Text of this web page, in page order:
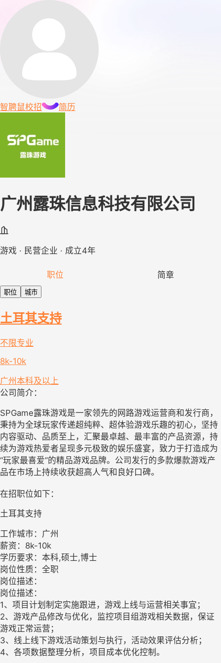
智聘鼠校招 简历
广州露珠信息科技有限公司
游戏 · 民营企业 · 成立4年
职位 简章
职位 城市
土耳其支持
不限专业
8k-10k
广州 本科及以上
公司简介：
SPGame露珠游戏是一家领先的网路游戏运营商和发行商，
秉持为全球玩家传递超纯粹、超体验游戏乐趣的初心，坚持
内容驱动、品质至上，汇聚最卓越、最丰富的产品资源，持
续为游戏热爱者呈现多元极致的娱乐盛宴，致力于打造成为
“玩家最喜爱”的精品游戏品牌。公司发行的多款爆款游戏产
品在市场上持续收获超高人气和良好口碑。
在招职位如下：
土耳其支持
工作城市：广州
薪资：8k-10k
学历要求：本科,硕士,博士
岗位性质：全职
岗位描述：
岗位描述：
1、项目计划制定实施跟进，游戏上线与运营相关事宜；
2、游戏产品修改与优化，监控项目组游戏相关数据，保证
游戏正常运营；
3、线上线下游戏活动策划与执行，活动效果评估分析；
4、各项数据整理分析，项目成本优化控制。